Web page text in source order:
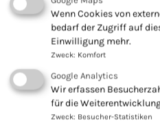
Wenn Cookies von
bedarf der Zugriff auf
Einwilligung mehr.
Zweck: Komfort
Google Analytics
Wir erfassen
für die
Zweck: Besucher-Statistiken